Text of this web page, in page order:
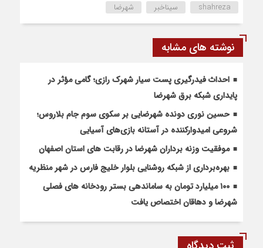
shahreza سیناخبر شهرضا
نوشته های مشابه
احداث فیدرگیری پست سیار شهرک رازی؛ گامی مؤثر در
پایداری شبکه برق شهرضا
حسین نوری دونده شهرضایی بر سکوی سوم جام بلاروس؛
شروعی امیدوارکننده در آستانه بازی‌های آسیایی
موفقیت وزنه برداران شهرضا در رقابت های استان اصفهان
بهره‌برداری از شبکه روشنایی بلوار خلیج فارس در شهر منظریه
۱۰۰ میلیارد تومان به ساماندهی بستر رودخانه های فصلی
شهرضا و دهاقان اختصاص یافت